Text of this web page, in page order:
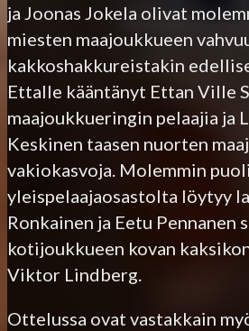
ja Joonas Jokela olivat
miesten maajoukkueen
kakkoshakkureistakin
Ettalle kääntänyt Ettan Ville
maajoukkueringin pelaajia ja
Keskinen taasen nuorten
vakiokasvoja. Molemmin
yleispelaajaosastolta löytyy
Ronkainen ja Eetu Pennanen
kotijoukkueen kovan
Viktor Lindberg.
Ottelussa ovat vastakkain